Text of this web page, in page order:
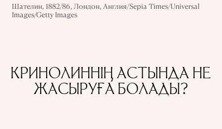
Шателин, 1882/86, Лондон, Англия/Sepia Times/Universal
Images/Getty Images
КРИНОЛИННІҢ АСТЫНДА НЕ
ЖАСЫРУҒА БОЛАДЫ?